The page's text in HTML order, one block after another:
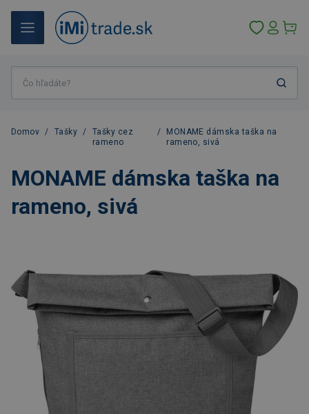
Domov / Tašky /
Tašky cez
rameno
/
MONAME dámska taška na
rameno, sivá
MONAME dámska taška na
rameno, sivá